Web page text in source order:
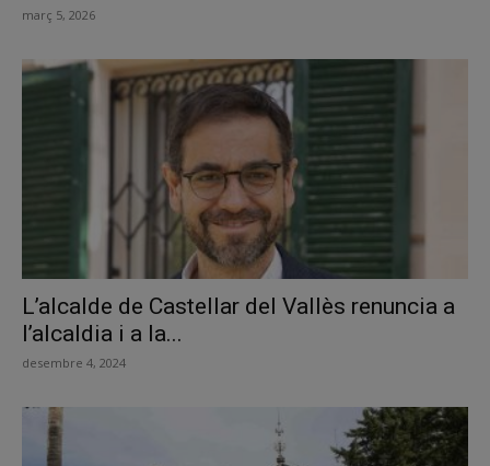
març 5, 2026
L’alcalde de Castellar del Vallès renuncia a
l’alcaldia i a la...
desembre 4, 2024